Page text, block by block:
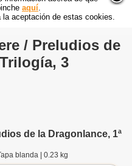
aquí
aceptación de estas cookies.
/ Preludios de
3
de la Dragonlance, 1ª
blanda | 0.23 kg